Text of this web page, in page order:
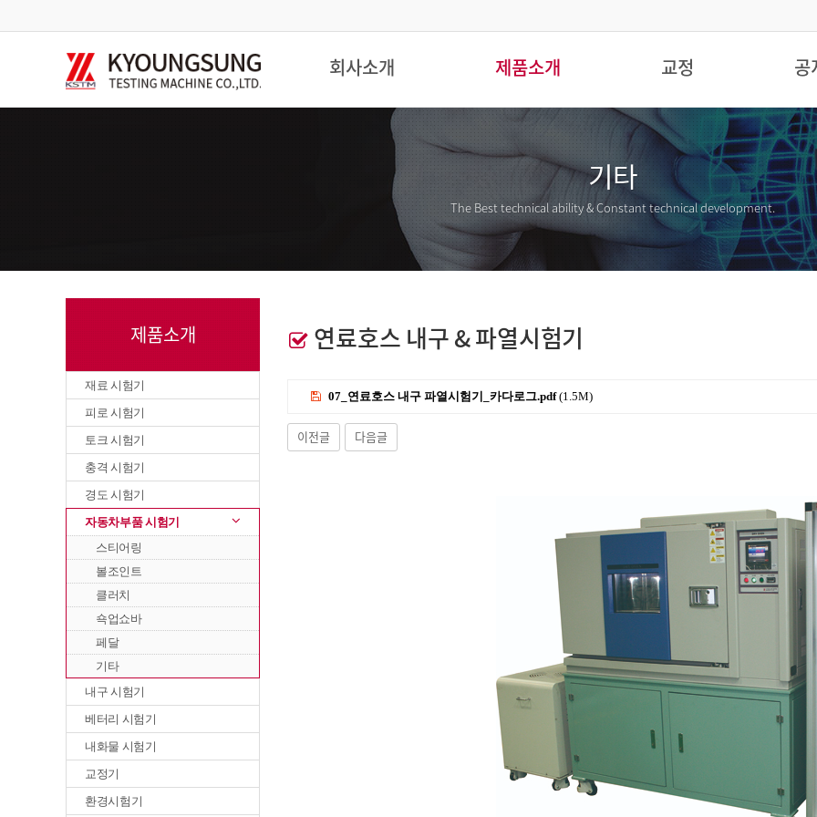
회사소개 제품소개 교정 공
기타
The Best technical ability &Constant technical development.
제품소개
재료 시험기
피로 시험기
토크 시험기
충격 시험기
경도 시험기
자동차부품 시험기
스티어링
볼조인트
클러치
쇽업쇼바
페달
기타
내구 시험기
베터리 시험기
내화물 시험기
교정기
환경시험기
연료호스 내구 & 파열시험기
07_연료호스 내구 파열시험기_카다로그.pdf(1.5M)
이전글 다음글